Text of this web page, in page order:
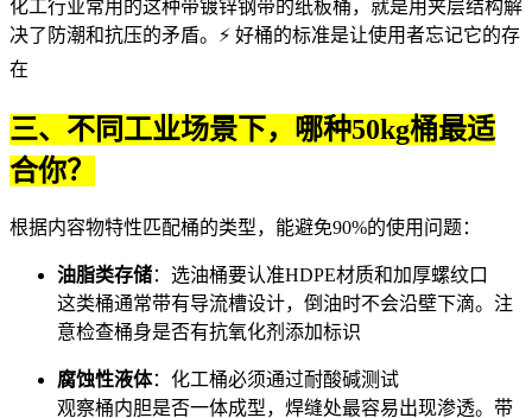
化工行业常用的这种带镀锌钢带的纸板桶，就是用夹层结构解
决了防潮和抗压的矛盾。⚡ 好桶的标准是让使用者忘记它的存
在
三、不同工业场景下，哪种50kg桶最适
合你？
根据内容物特性匹配桶的类型，能避免90%的使用问题：
油脂类存储：选油桶要认准HDPE材质和加厚螺纹口
这类桶通常带有导流槽设计，倒油时不会沿壁下滴。注
意检查桶身是否有抗氧化剂添加标识
腐蚀性液体： 化工桶必须通过耐酸碱测试
观察桶内胆是否一体成型，焊缝处最容易出现渗透。带